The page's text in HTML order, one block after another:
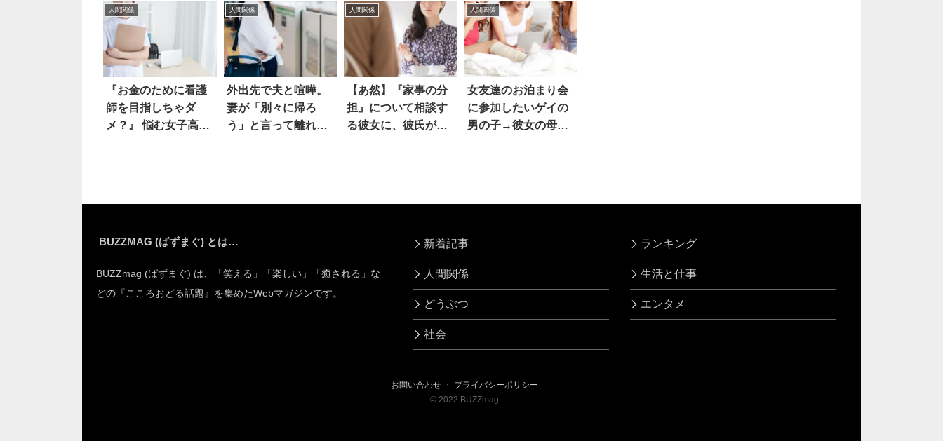
人間関係
『お金のために看護
師を目指しちゃダ
メ？』 悩む女子高生
人間関係
外出先で夫と喧嘩。
妻が「別々に帰ろ
う」と言って離れる
人間関係
【あ然】『家事の分
担』について相談す
る彼女に、彼氏が出
人間関係
女友達のお泊まり会
に参加したいゲイの
男の子→彼女の母に
BUZZMAG (ばずまぐ) とは…
BUZZmag (ばずまぐ) は、「笑える」「楽しい」「癒される」な
どの『こころおどる話題』を集めたWebマガジンです。
新着記事
人間関係
どうぶつ
社会
ランキング
生活と仕事
エンタメ
お問い合わせ ・ プライバシーポリシー
© 2022 BUZZmag